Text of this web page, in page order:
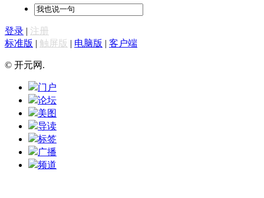
登录 | 注册
标准版 | 触屏版 | 电脑版 | 客户端
© 开元网.
门户
论坛
美图
导读
标签
广播
频道